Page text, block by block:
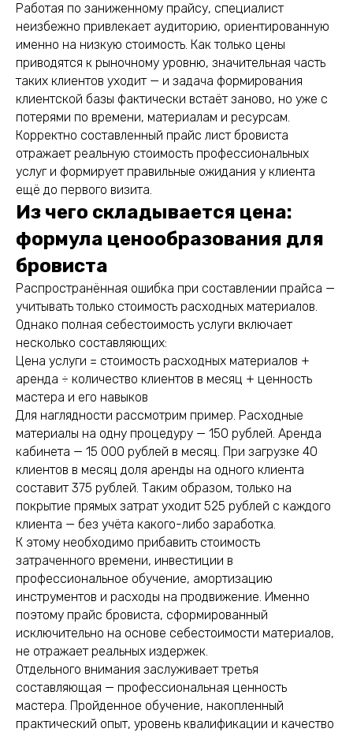
Работая по заниженному прайсу, специалист
неизбежно привлекает аудиторию, ориентированную
именно на низкую стоимость. Как только цены
приводятся к рыночному уровню, значительная часть
таких клиентов уходит — и задача формирования
клиентской базы фактически встаёт заново, но уже с
потерями по времени, материалам и ресурсам.
Корректно составленный прайс лист бровиста
отражает реальную стоимость профессиональных
услуг и формирует правильные ожидания у клиента
ещё до первого визита.
Из чего складывается цена:
формула ценообразования для
бровиста
Распространённая ошибка при составлении прайса —
учитывать только стоимость расходных материалов.
Однако полная себестоимость услуги включает
несколько составляющих:
Цена услуги = стоимость расходных материалов +
аренда ÷ количество клиентов в месяц + ценность
мастера и его навыков
Для наглядности рассмотрим пример. Расходные
материалы на одну процедуру — 150 рублей. Аренда
кабинета — 15 000 рублей в месяц. При загрузке 40
клиентов в месяц доля аренды на одного клиента
составит 375 рублей. Таким образом, только на
покрытие прямых затрат уходит 525 рублей с каждого
клиента — без учёта какого-либо заработка.
К этому необходимо прибавить стоимость
затраченного времени, инвестиции в
профессиональное обучение, амортизацию
инструментов и расходы на продвижение. Именно
поэтому прайс бровиста, сформированный
исключительно на основе себестоимости материалов,
не отражает реальных издержек.
Отдельного внимания заслуживает третья
составляющая — профессиональная ценность
мастера. Пройденное обучение, накопленный
практический опыт, уровень квалификации и качество